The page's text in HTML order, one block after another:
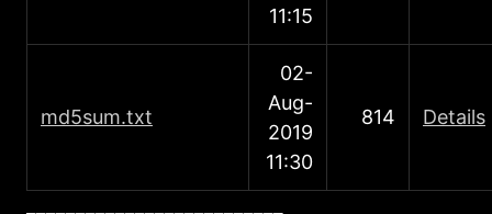
11:15
md5sum.txt
02-
Aug-
2019
11:30
814 Details